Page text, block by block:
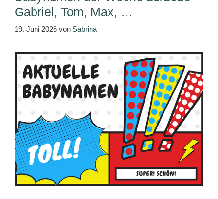
Gabriel, Tom, Max, …
19. Juni 2026 von Sabrina